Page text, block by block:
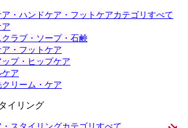
・ハンドケア・フットケアカテゴリすべて
ラブ・ソープ・石鹸
・フットケア
プ・ヒップケア
ア
リーム・ケア
イリング